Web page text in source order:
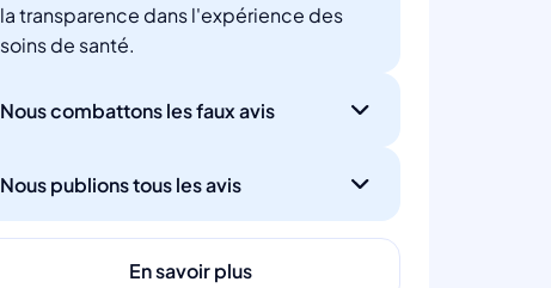
la transparence dans l'expérience des
soins de santé.
Nous combattons les faux avis
Nous publions tous les avis
En savoir plus